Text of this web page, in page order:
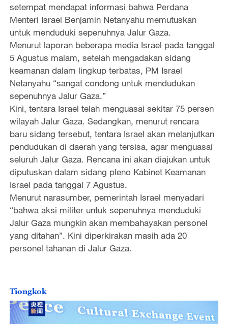
setempat mendapat informasi bahwa Perdana
Menteri Israel Benjamin Netanyahu memutuskan
untuk menduduki sepenuhnya Jalur Gaza.
Menurut laporan beberapa media Israel pada tanggal
5 Agustus malam, setelah mengadakan sidang
keamanan dalam lingkup terbatas, PM Israel
Netanyahu “sangat condong untuk mendudukan
sepenuhnya Jalur Gaza.”
Kini, tentara Israel telah menguasai sekitar 75 persen
wilayah Jalur Gaza. Sedangkan, menurut rencara
baru sidang tersebut, tentara Israel akan melanjutkan
pendudukan di daerah yang tersisa, agar menguasai
seluruh Jalur Gaza. Rencana ini akan diajukan untuk
diputuskan dalam sidang pleno Kabinet Keamanan
Israel pada tanggal 7 Agustus.
Menurut narasumber, pemerintah Israel menyadari
“bahwa aksi militer untuk sepenuhnya menduduki
Jalur Gaza mungkin akan membahayakan personel
yang ditahan”. Kini diperkirakan masih ada 20
personel tahanan di Jalur Gaza.
Tiongkok